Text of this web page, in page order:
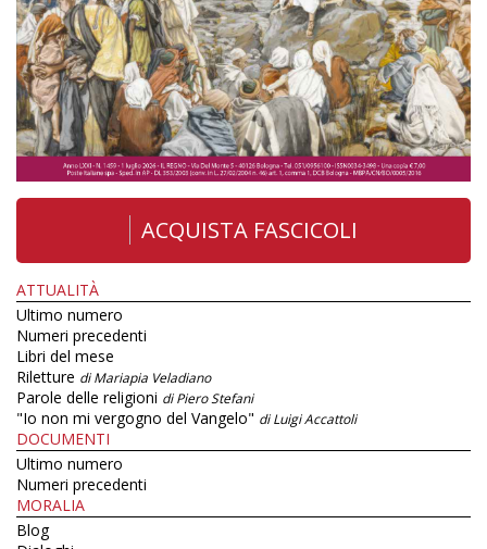
ACQUISTA FASCICOLI
ATTUALITÀ
Ultimo numero
Numeri precedenti
Libri del mese
Riletture di Mariapia Veladiano
Parole delle religioni di Piero Stefani
"Io non mi vergogno del Vangelo" di Luigi Accattoli
DOCUMENTI
Ultimo numero
Numeri precedenti
MORALIA
Blog